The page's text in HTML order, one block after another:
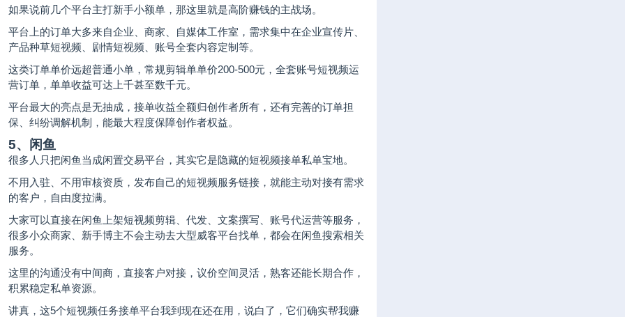
如果说前几个平台主打新手小额单，那这里就是高阶赚钱的主战场。
平台上的订单大多来自企业、商家、自媒体工作室，需求集中在企业宣传片、
产品种草短视频、剧情短视频、账号全套内容定制等。
这类订单单价远超普通小单，常规剪辑单单价200-500元，全套账号短视频运
营订单，单单收益可达上千甚至数千元。
平台最大的亮点是无抽成，接单收益全额归创作者所有，还有完善的订单担
保、纠纷调解机制，能最大程度保障创作者权益。
5、闲鱼
很多人只把闲鱼当成闲置交易平台，其实它是隐藏的短视频接单私单宝地。
不用入驻、不用审核资质，发布自己的短视频服务链接，就能主动对接有需求
的客户，自由度拉满。
大家可以直接在闲鱼上架短视频剪辑、代发、文案撰写、账号代运营等服务，
很多小众商家、新手博主不会主动去大型威客平台找单，都会在闲鱼搜索相关
服务。
这里的沟通没有中间商，直接客户对接，议价空间灵活，熟客还能长期合作，
积累稳定私单资源。
讲真，这5个短视频任务接单平台我到现在还在用，说白了，它们确实帮我赚